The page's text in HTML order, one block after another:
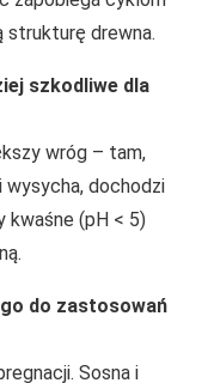
strukturę drewna.
szkodliwe dla
wróg – tam,
wysycha, dochodzi
kwaśne (pH < 5)
do zastosowań
Sosna i